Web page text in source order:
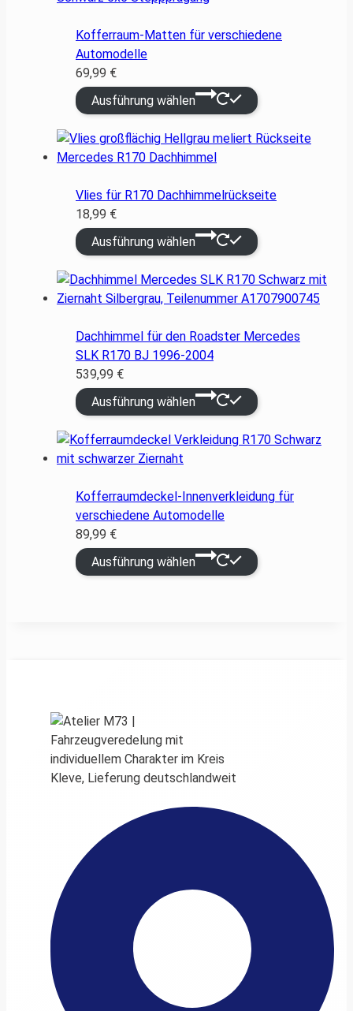
Kofferraum-Matten für verschiedene
Automodelle
69,99 €
Ausführung wählen
Vlies für R170 Dachhimmelrückseite
18,99 €
Ausführung wählen
Dachhimmel für den Roadster Mercedes
SLK R170 BJ 1996-2004
539,99 €
Ausführung wählen
Kofferraumdeckel-Innenverkleidung für
verschiedene Automodelle
89,99 €
Ausführung wählen